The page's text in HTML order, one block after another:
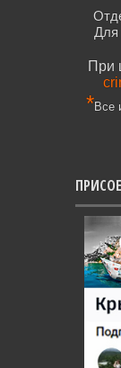
Для
При
*Все